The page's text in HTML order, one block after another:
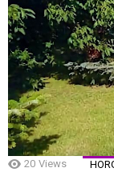
20 Views